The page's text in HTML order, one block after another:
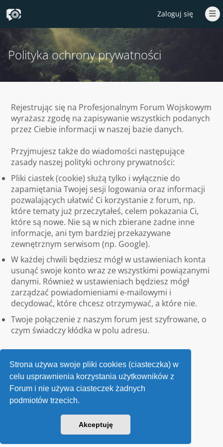
Strona używa swoje pliki cookies (ciasteczka) w
celu usprawnienia korzystania użytkowników z
Forum i nie używa ciasteczek żadnych
podmiotów trzecich.
Akceptuję
Zaloguj się
Polityka ochrony prywatności
Rejestrując się na Profesjonalnym Forum Wojskowym
wyrażasz zgodę na zapisywanie wszystkich podanych
przez Ciebie informacji w naszej bazie danych.
Przyjmujesz także do wiadomości następujące
zasady naszej polityki ochrony prywatności:
Pliki ciastek (cookie) służą tylko i wyłącznie do
zapamiętania Twojej sesji logowania oraz informacji
pozwalających ułatwić Ci korzystanie z forum, np.
które tematy już przeczytałeś, celem pokazania Ci,
które są nowe. Nie są w nich zbierane żadne inne
informacje, ani tym bardziej przekazywane
zewnętrznym serwisom (np. Google).
W każdej chwili będziesz mógł w ustawieniach konta
usunąć swoje konto wraz ze wszystkimi powiązanymi
danymi. Również w ustawieniach będziesz mógł
zarządzać powiadomieniami e-mailowymi i
decydować, które chcesz otrzymywać, a które nie.
Twoje połączenie z naszym forum jest szyfrowane, o
czym świadczy kłódka w polu adresu.
v118